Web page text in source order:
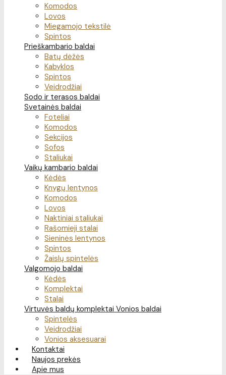
Komodos
Lovos
Miegamojo tekstilė
Spintos
Prieškambario baldai
Batų dėžės
Kabyklos
Spintos
Veidrodžiai
Sodo ir terasos baldai
Svetainės baldai
Foteliai
Komodos
Sekcijos
Sofos
Staliukai
Vaikų kambario baldai
Kėdės
Knygų lentynos
Komodos
Lovos
Naktiniai staliukai
Rašomieji stalai
Sieninės lentynos
Spintos
Žaislų spintelės
Valgomojo baldai
Kėdės
Komplektai
Stalai
Virtuvės baldų komplektai Vonios baldai
Spintelės
Veidrodžiai
Vonios aksesuarai
Kontaktai
Naujos prekės
Apie mus